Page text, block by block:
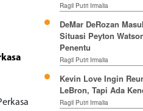
Ragil Putri Irmalia
DeMar DeRozan
Situasi Peyton
Penentu
Ragil Putri Irmalia
Kevin Love Ingin
LeBron, Tapi Ada
Ragil Putri Irmalia